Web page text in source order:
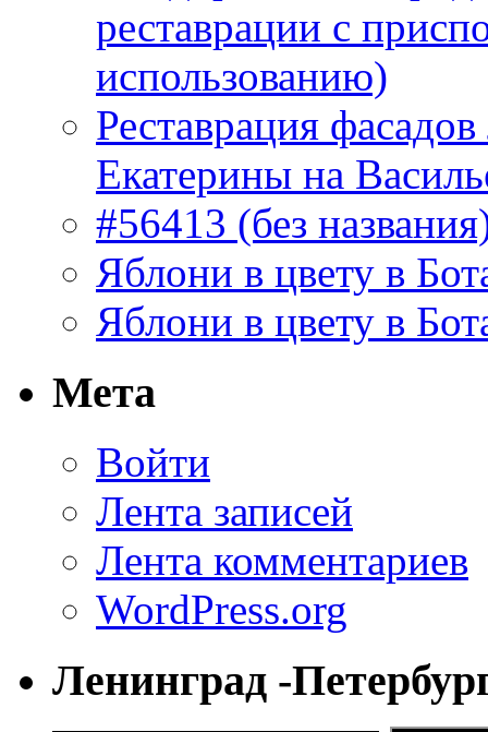
реставрации с
использованию)
Реставрация
Екатерины на
#56413 (без
Яблони в цвету в
Яблони в цвету в
Мета
Войти
Лента записей
Лента комментариев
WordPress.org
Ленинград -